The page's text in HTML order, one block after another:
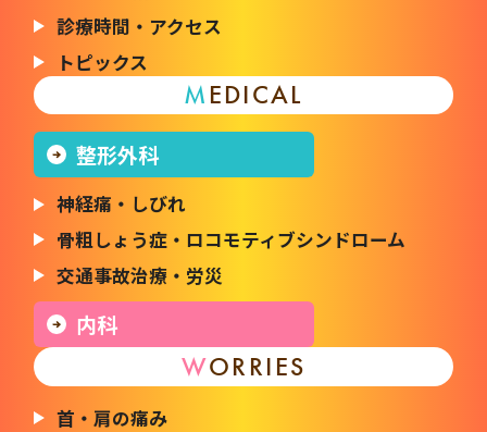
診療時間・アクセス
トピックス
M EDICAL
整形外科
神経痛・しびれ
骨粗しょう症・ ロコモティブシンドローム
交通事故治療・労災
内科
WORRIES
首・肩の痛み